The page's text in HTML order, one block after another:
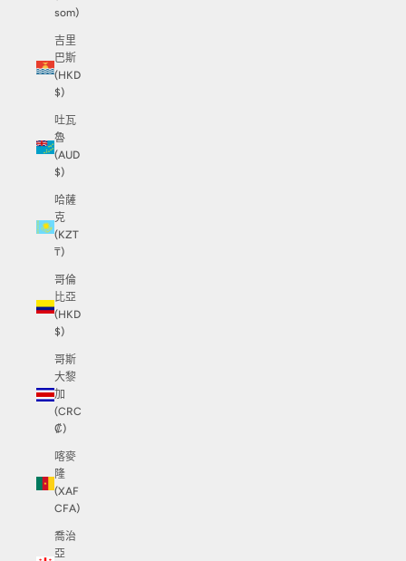
som)
吉里
巴斯
(HKD
$)
吐瓦
魯
(AUD
$)
哈薩
克
(KZT
₸)
哥倫
比亞
(HKD
$)
哥斯
大黎
加
(CRC
₡)
喀麥
隆
(XAF
CFA)
喬治
亞